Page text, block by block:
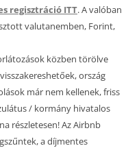
regisztráció ITT. A valóban
valutanemben, Forint,
közben törölve
ország
már nem kellenek, friss
/ kormány hivatalos
részletesen! Az Airbnb
a díjmentes